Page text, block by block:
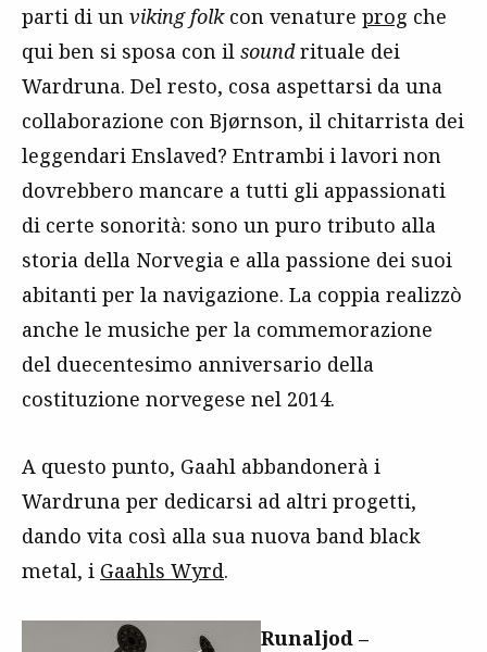
parti di un viking folkcon venature prog che
qui ben si sposa con il soundrituale dei
Wardruna. Del resto, cosa aspettarsi da una
collaborazione con Bjørnson, il chitarrista dei
leggendari Enslaved? Entrambi i lavori non
dovrebbero mancare a tutti gli appassionati
di certe sonorità: sono un puro tributo alla
storia della Norvegia e alla passione dei suoi
abitanti per la navigazione. La coppia realizzò
anche le musiche per la commemorazione
del duecentesimo anniversario della
costituzione norvegese nel 2014.
A questo punto, Gaahl abbandonerà i
Wardruna per dedicarsi ad altri progetti,
dando vita così alla sua nuova band black
metal, i Gaahls Wyrd.
Runaljod –